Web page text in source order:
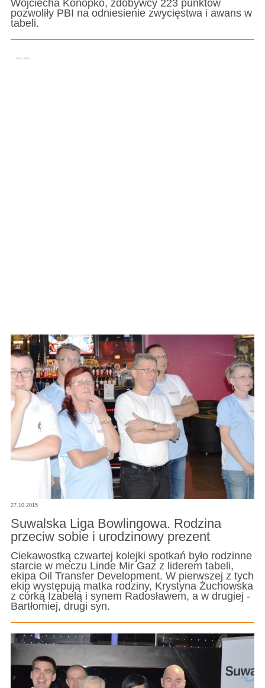
Wojciecha Konopko, zdobywcy 223 punktów
pozwoliły PBI na odniesienie zwycięstwa i awans w
tabeli.
27.10.2015
Suwalska Liga Bowlingowa. Rodzina
przeciw sobie i urodzinowy prezent
Ciekawostką czwartej kolejki spotkań było rodzinne
starcie w meczu Linde Mir Gaz z liderem tabeli,
ekipa Oil Transfer Development. W pierwszej z tych
ekip występują matka rodziny, Krystyna Żuchowska
z córką Izabelą i synem Radosławem, a w drugiej -
Bartłomiej, drugi syn.